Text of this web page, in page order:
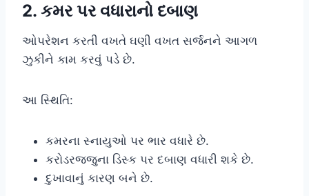
2. કમર પર વધારાનો દબાણ
ઓપરેશન કરતી વખતે ઘણી વખત સર્જનને આગળ
ઝુકીને કામ કરવું પડે છે.
આ સ્થિતિ:
કમરના સ્નાયુઓ પર ભાર વધારે છે.
કરોડરજ્જુના ડિસ્ક પર દબાણ વધારી શકે છે.
દુખાવાનું કારણ બને છે.